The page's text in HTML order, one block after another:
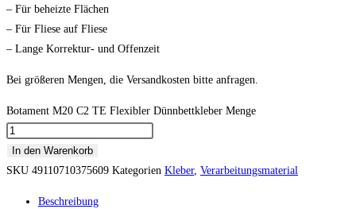
– Für beheizte Flächen
– Für Fliese auf Fliese
– Lange Korrektur- und Offenzeit
Bei größeren Mengen, die Versandkosten bitte anfragen.
Botament M20 C2 TE Flexibler Dünnbettkleber Menge
In den Warenkorb
SKU 49110710375609 Kategorien Kleber, Verarbeitungsmaterial
Beschreibung